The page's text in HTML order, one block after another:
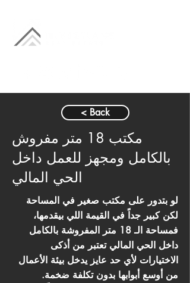
< Back
مكتب 18 متر مفروش
بالكامل ومجهز للعمل داخل
الحي المالي
لو بتدور على مكتب صغير في المساحة
لكن كبير جداً في القيمة اللي بيقدمها،
فمساحة الـ 18 متر المفروشة بالكامل
داخل الحي المالي تعتبر من أذكى
الاختيارات لأي حد عايز يدخل بيئة الأعمال
من أوسع أبوابها بدون تكلفة ضخمة.